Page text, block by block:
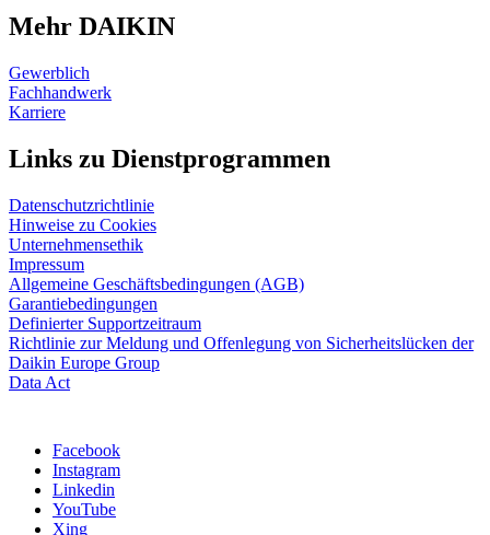
Mehr DAIKIN
Gewerblich
Fachhandwerk
Karriere
Links zu Dienstprogrammen
Datenschutzrichtlinie
Hinweise zu Cookies
Unternehmensethik
Impressum
Allgemeine Geschäftsbedingungen (AGB)
Garantiebedingungen
Definierter Supportzeitraum
Richtlinie zur Meldung und Offenlegung von Sicherheitslücken der
Daikin Europe Group
Data Act
Facebook
Instagram
Linkedin
YouTube
Xing